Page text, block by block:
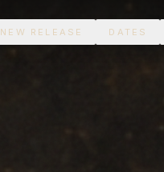
NEW RELEASE DATES